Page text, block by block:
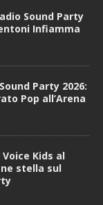
Sound Party
Infiamma
Party 2026:
Pop all’Arena
Kids al
stella sul